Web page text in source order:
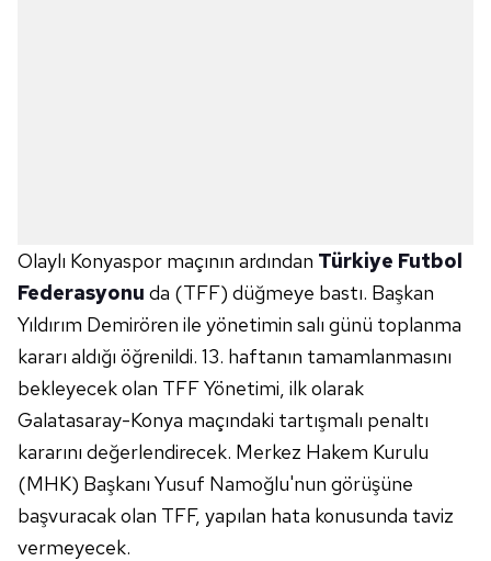
Olaylı Konyaspor maçının ardından Türkiye Futbol
Federasyonu da (TFF) düğmeye bastı. Başkan
Yıldırım Demirören ile yönetimin salı günü toplanma
kararı aldığı öğrenildi. 13. haftanın tamamlanmasını
bekleyecek olan TFF Yönetimi, ilk olarak
Galatasaray-Konya maçındaki tartışmalı penaltı
kararını değerlendirecek. Merkez Hakem Kurulu
(MHK) Başkanı Yusuf Namoğlu'nun görüşüne
başvuracak olan TFF, yapılan hata konusunda taviz
vermeyecek.